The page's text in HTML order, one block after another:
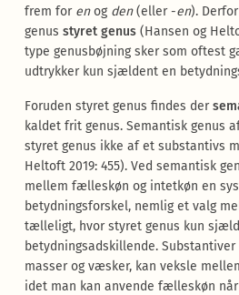
frem for enogden(eller -en).
genus styret genus(Hansen og
type genusbøjning sker som oftest
udtrykker kun sjældent en
Foruden styret genus findes der
kaldet frit genus. Semantisk genus
styret genus ikke af et substantivs
Heltoft 2019: 455). Ved semantisk
mellem fælleskøn og intetkøn en
betydningsforskel, nemlig et valg
tælleligt, hvor styret genus kun
betydningsadskillende.
masser og væsker, kan veksle
idet man kan anvende fælleskøn